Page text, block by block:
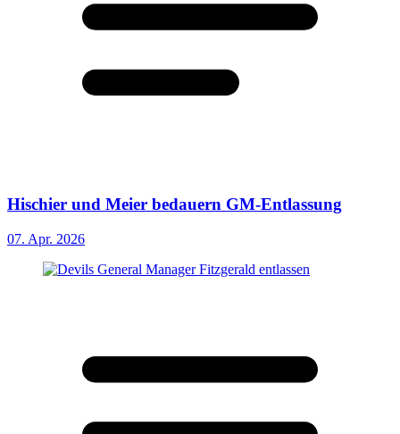
Hischier und Meier bedauern GM-Entlassung
07. Apr. 2026